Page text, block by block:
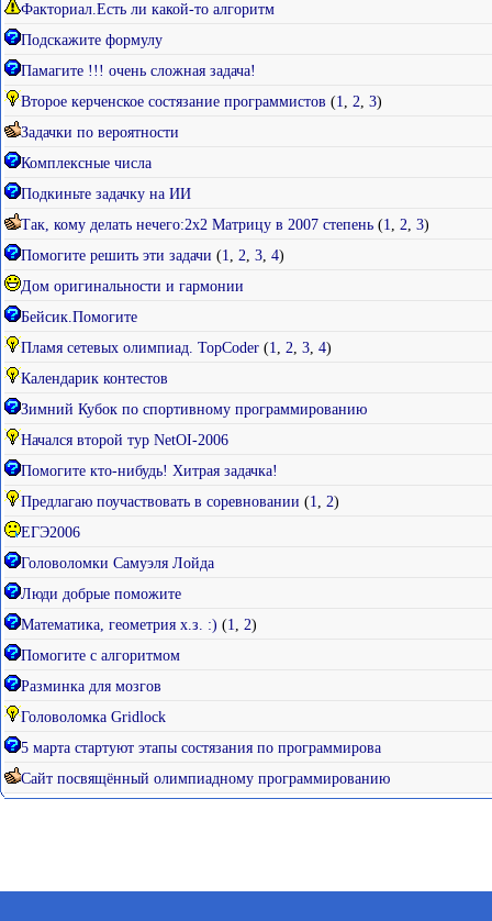
Факториал.Есть ли какой-то алгоритм
Подскажите формулу
Памагите !!! очень сложная задача!
Второе керченское состязание программистов (1, 2, 3)
Задачки по вероятности
Комплексные числа
Подкиньте задачку на ИИ
Так, кому делать нечего:2х2 Матрицу в 2007 степень (1, 2, 3)
Помогите решить эти задачи (1, 2, 3, 4)
Дом оригинальности и гармонии
Бейсик.Помогите
Пламя сетевых олимпиад. TopCoder (1, 2, 3, 4)
Календарик контестов
Зимний Кубок по спортивному программированию
Начался второй тур NetOI-2006
Помогите кто-нибудь! Хитрая задачка!
Предлагаю поучаствовать в соревновании (1, 2)
ЕГЭ2006
Головоломки Самуэля Лойда
Люди добрые поможите
Математика, геометрия х.з. :) (1, 2)
Помогите с алгоритмом
Разминка для мозгов
Головоломка Gridlock
5 марта стартуют этапы состязания по программирова
Сайт посвящённый олимпиадному программированию